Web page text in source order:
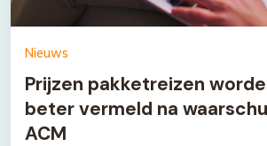
Nieuws
Prijzen pakketreizen
beter vermeld na
ACM